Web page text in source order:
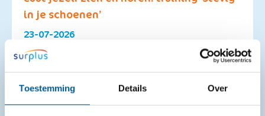
Toestemming Details Over
in je schoenen’
23-07-2026
Vind je het lastig om te zeggen wat je denkt, voelt of
nodig hebt? Zeg je vaak ja terwijl je eigenlijk nee
bedoelt? Of voel ...